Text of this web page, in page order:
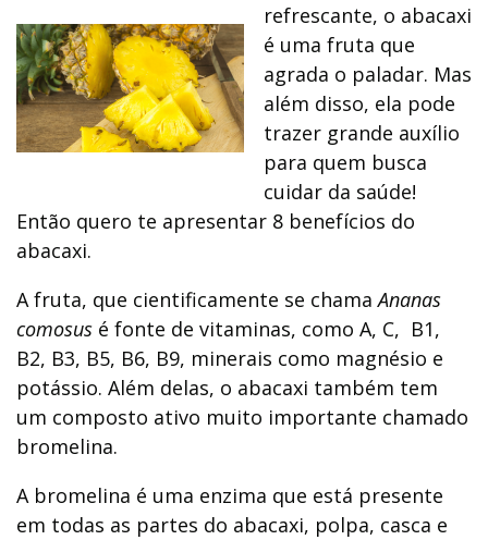
refrescante, o abacaxi
é uma fruta que
agrada o paladar. Mas
além disso, ela pode
trazer grande auxílio
para quem busca
cuidar da saúde!
Então quero te apresentar 8 benefícios do
abacaxi.
A fruta, que cientificamente se chamaAnanas
comosus é fonte de vitaminas, como A, C, B1,
B2, B3, B5, B6, B9, minerais como magnésio e
potássio. Além delas, o abacaxi também tem
um composto ativo muito importante chamado
bromelina.
A bromelina é uma enzima que está presente
em todas as partes do abacaxi, polpa, casca e